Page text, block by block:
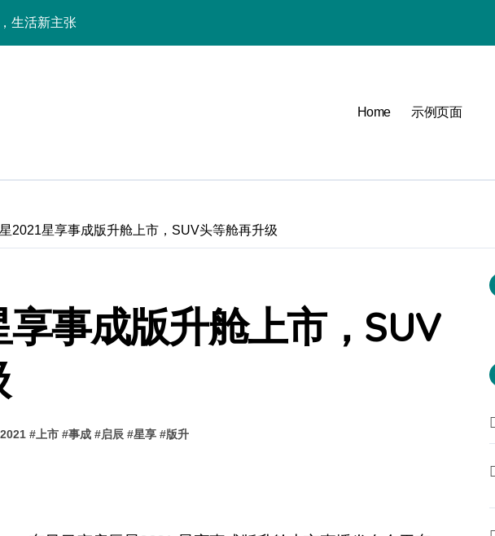
生活新主张
MIX Flip 2导购指南
生活，智慧之选
体验满分
享高效生活
，高效生活新开始
S26
Home 示例页面
2021星享事成版升舱上市，SUV头等舱再升级
享事成版升舱上市，SUV
2021 # 上市 #事成 #启辰 #星享 #版升